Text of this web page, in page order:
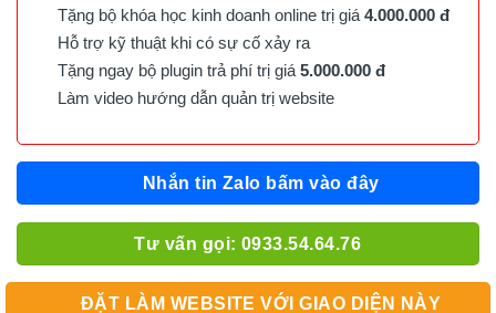
Tặng bộ khóa học kinh doanh online trị giá 4.000.000 đ
Hỗ trợ kỹ thuật khi có sự cố xảy ra
Tặng ngay bộ plugin trả phí trị giá 5.000.000 đ
Làm video hướng dẫn quản trị website
Nhắn tin Zalo bấm vào đây
Tư vấn gọi: 0933.54.64.76
ĐẶT LÀM WEBSITE VỚI GIAO DIỆN NÀY